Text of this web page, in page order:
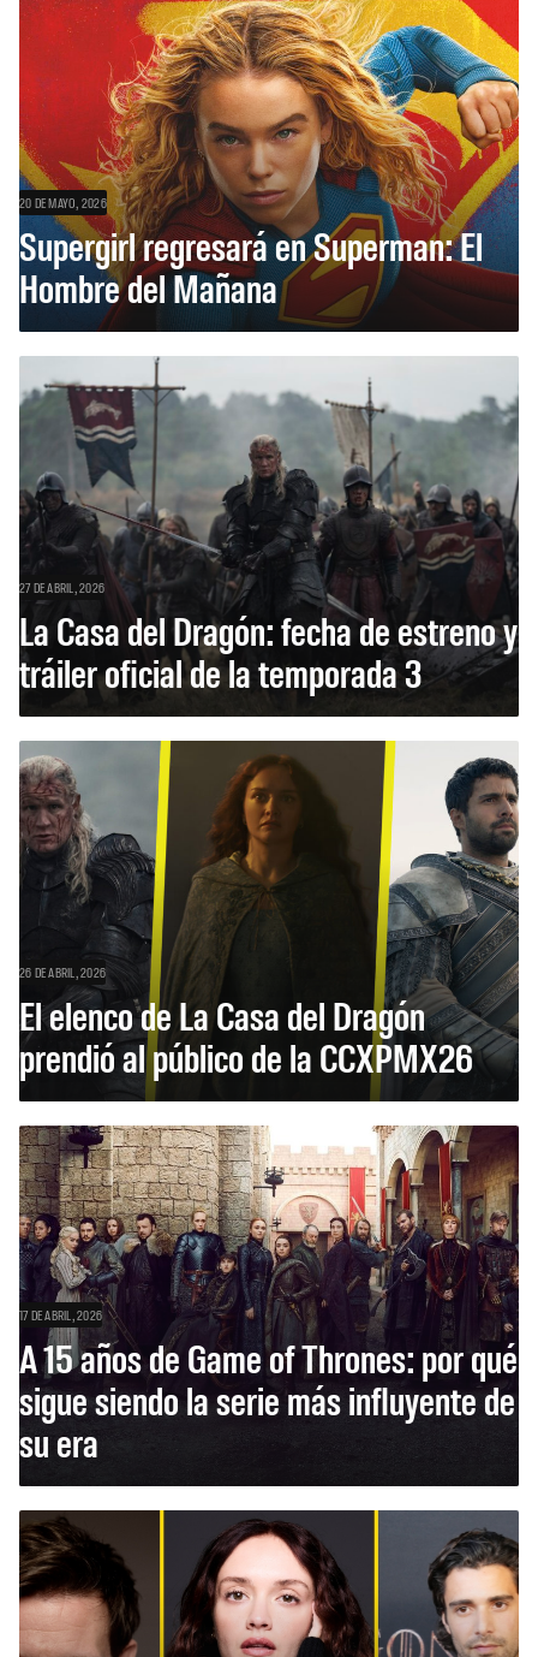
20 DE MAYO, 2026
Supergirl regresará en Superman: El
Hombre del Mañana
27 DE ABRIL, 2026
La Casa del Dragón: fecha de estreno y
tráiler oficial de la temporada 3
26 DE ABRIL, 2026
El elenco de La Casa del Dragón
prendió al público de la CCXPMX26
17 DE ABRIL, 2026
A 15 años de Game of Thrones: por qué
sigue siendo la serie más influyente de
su era